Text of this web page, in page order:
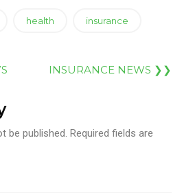
health insurance
INSURANCE NEWS ❯❯
be published. Required fields are